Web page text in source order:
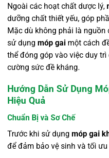
Ngoài các hoạt chất dược lý,
dưỡng chất thiết yếu, góp
Mặc dù không phải là
sử dụng móp gai một cách
thể đóng góp vào việc duy
cường sức đề kháng.
Hướng Dẫn Sử Dụng
Hiệu Quả
Chuẩn Bị và Sơ Chế
Trước khi sử dụng móp gai
để đảm bảo vệ sinh và tối